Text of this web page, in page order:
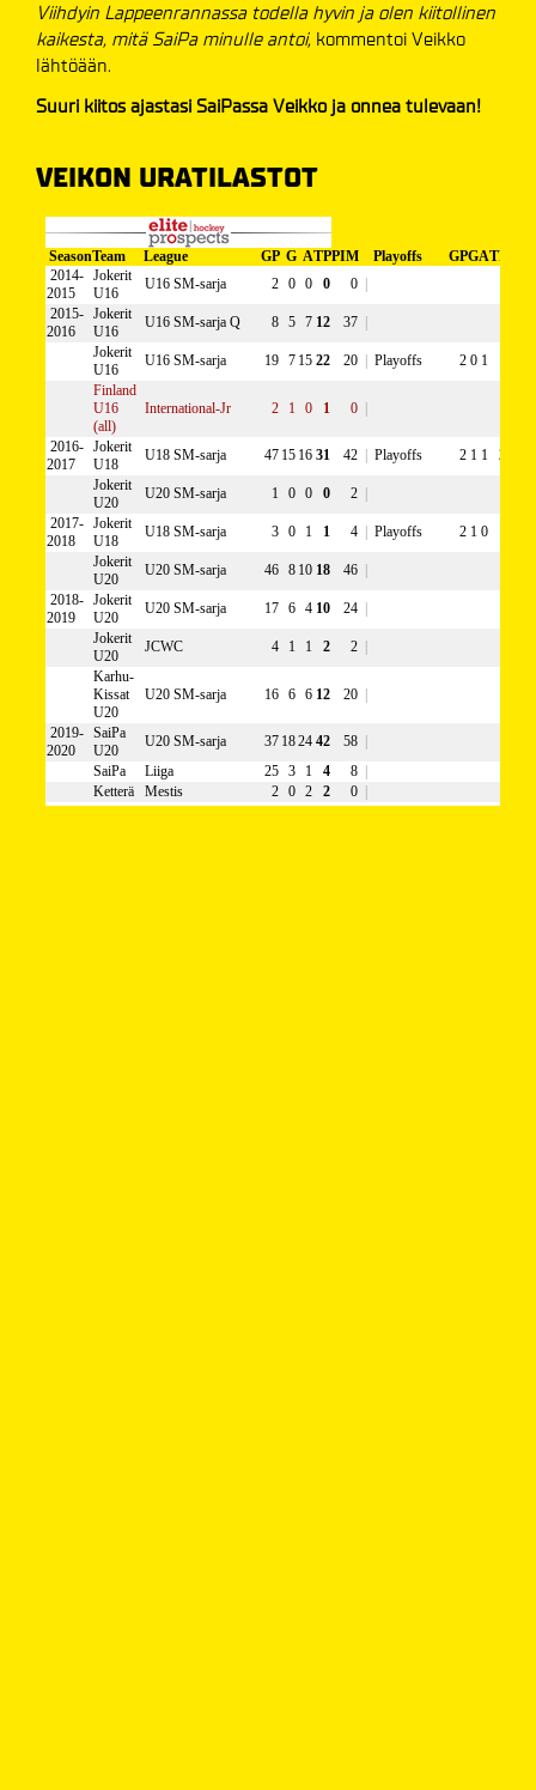
Viihdyin Lappeenrannassa todella hyvin ja olen kiitollinen
kaikesta, mitä SaiPa minulle antoi, kommentoi Veikko
lähtöään.
Suuri kiitos ajastasi SaiPassa Veikko ja onnea tulevaan!
VEIKON URATILASTOT